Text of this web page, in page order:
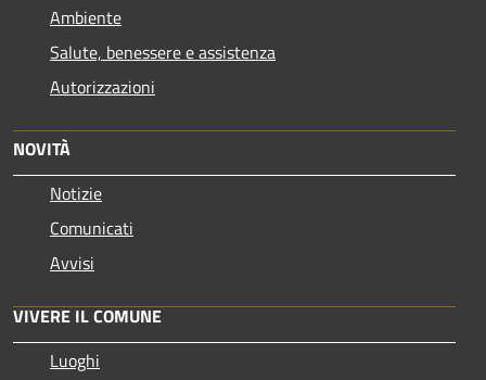
Ambiente
Salute, benessere e assistenza
Autorizzazioni
NOVITÀ
Notizie
Comunicati
Avvisi
VIVERE IL COMUNE
Luoghi